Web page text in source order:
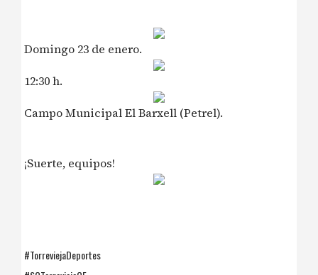
Domingo 23 de enero.
12:30 h.
Campo Municipal El Barxell (Petrel).
¡Suerte, equipos!
#TorreviejaDeportes